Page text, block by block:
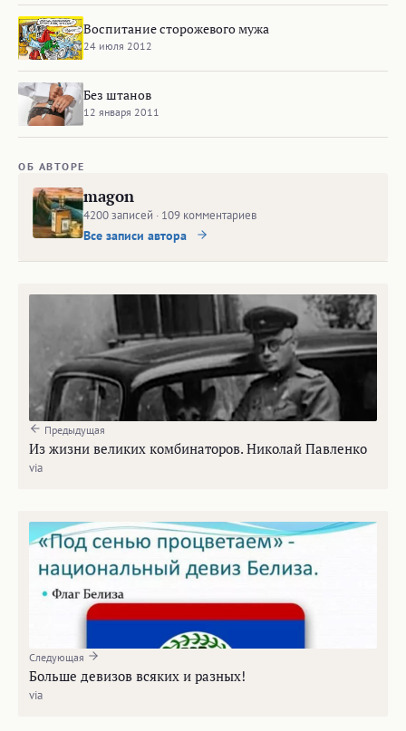
Воспитание сторожевого мужа
24 июля 2012
Без штанов
12 января 2011
ОБ АВТОРЕ
magon
4200 записей · 109 комментариев
Все записи автора
Предыдущая
Из жизни великих комбинаторов. Николай Павленко
via
Следующая
Больше девизов всяких и разных!
via